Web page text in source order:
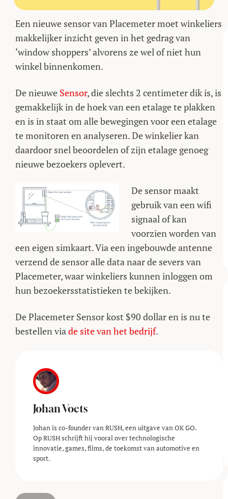
Een nieuwe sensor van Placemeter moet winkeliers
makkelijker inzicht geven in het gedrag van
‘window shoppers’ alvorens ze wel of niet hun
winkel binnenkomen.
De nieuwe Sensor, die slechts 2 centimeter dik is, is
gemakkelijk in de hoek van een etalage te plakken
en is in staat om alle bewegingen voor een etalage
te monitoren en analyseren. De winkelier kan
daardoor snel beoordelen of zijn etalage genoeg
nieuwe bezoekers oplevert.
De sensor maakt
gebruik van een wifi
signaal of kan
voorzien worden van
een eigen simkaart. Via een ingebouwde antenne
verzend de sensor alle data naar de severs van
Placemeter, waar winkeliers kunnen inloggen om
hun bezoekersstatistieken te bekijken.
De Placemeter Sensor kost $90 dollar en is nu te
bestellen viade site van het bedrijf.
Johan Voets
Johan is co-founder van RUSH, een uitgave van OK GO.
Op RUSH schrijft hij vooral over technologische
innovatie, games, films, de toekomst van automotive en
sport.